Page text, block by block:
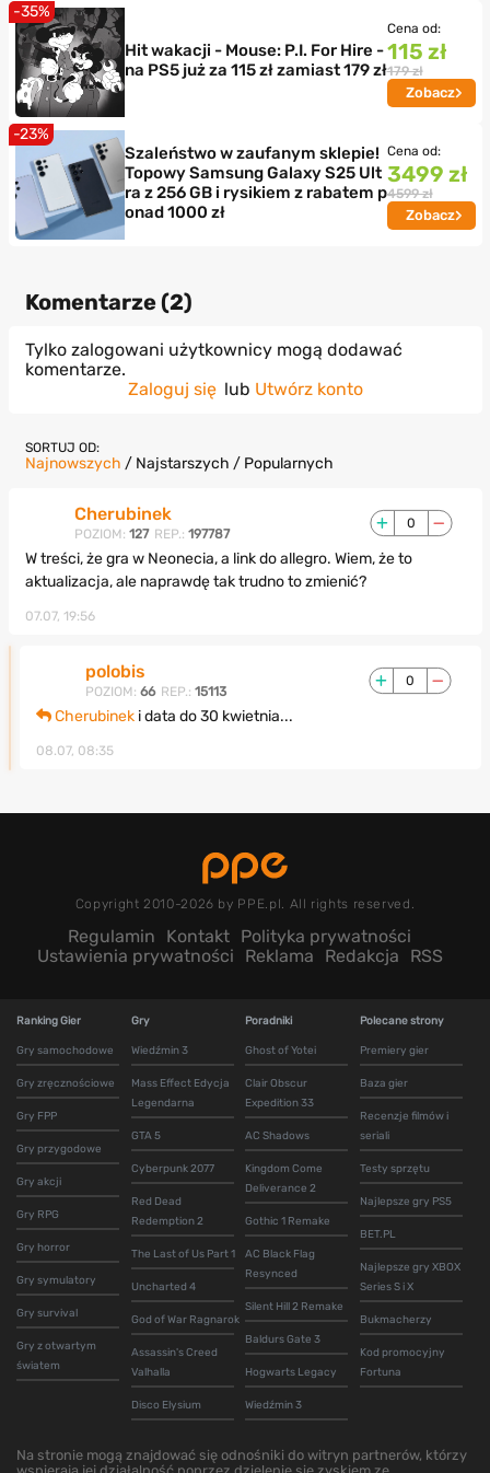
Hit wakacji - Mouse: P.I. For Hire -
na PS5 już za 115 zł zamiast 179 zł
-35%
Cena od:
115 zł
179 zł
Zobacz
Szaleństwo w zaufanym sklepie!
Topowy Samsung Galaxy S25 Ult
ra z 256 GB i rysikiem z rabatem p
onad 1000 zł
-23%
Cena od:
3499 zł
4599 zł
Zobacz
Komentarze (2)
Tylko zalogowani użytkownicy mogą dodawać
komentarze.
Zaloguj się lub Utwórz konto
SORTUJ OD:
Najnowszych / Najstarszych / Popularnych
Cherubinek
POZIOM: 127 REP.: 197787
0
W treści, że gra w Neonecia, a link do allegro. Wiem, że to
aktualizacja, ale naprawdę tak trudno to zmienić?
07.07, 19:56
polobis
POZIOM: 66 REP.: 15113
0
Cherubinek i data do 30 kwietnia...
08.07, 08:35
Copyright 2010-2026 by PPE.pl. All rights reserved.
Regulamin Kontakt Polityka prywatności
Ustawienia prywatności
Reklama Redakcja RSS
Ranking Gier
Gry samochodowe
Gry zręcznościowe
Gry FPP
Gry przygodowe
Gry akcji
Gry RPG
Gry horror
Gry symulatory
Gry survival
Gry z otwartym
światem
Gry
Wiedźmin 3
Mass Effect Edycja
Legendarna
GTA 5
Cyberpunk 2077
Red Dead
Redemption 2
The Last of Us Part 1
Uncharted 4
God of War Ragnarok
Assassin's Creed
Valhalla
Disco Elysium
Poradniki
Ghost of Yotei
Clair Obscur
Expedition 33
AC Shadows
Kingdom Come
Deliverance 2
Gothic 1 Remake
AC Black Flag
Resynced
Silent Hill 2 Remake
Baldurs Gate 3
Hogwarts Legacy
Wiedźmin 3
Polecane strony
Premiery gier
Baza gier
Recenzje filmów i
seriali
Testy sprzętu
Najlepsze gry PS5
BET.PL
Najlepsze gry XBOX
Series S i X
Bukmacherzy
Kod promocyjny
Fortuna
Na stronie mogą znajdować się odnośniki do witryn partnerów, którzy